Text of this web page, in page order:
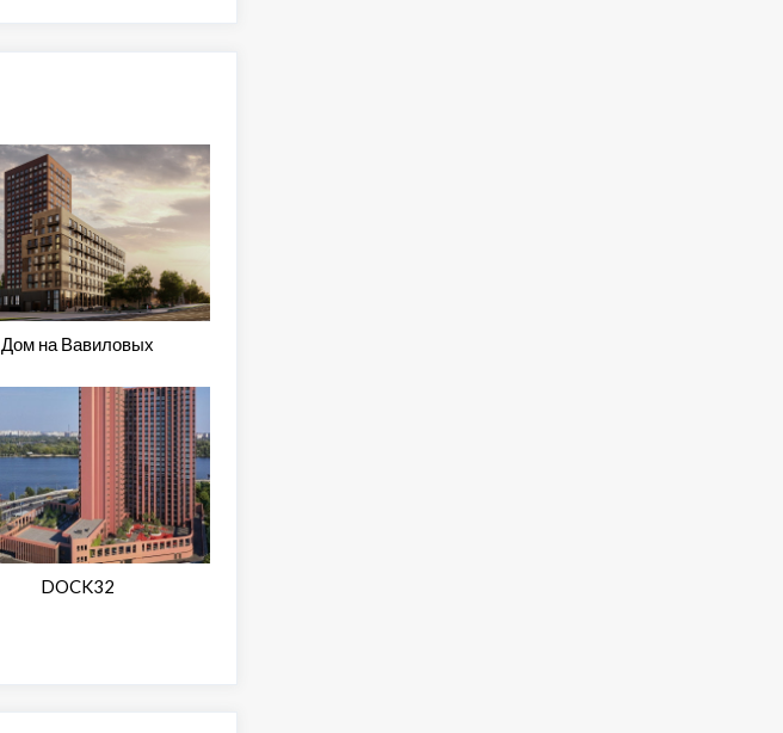
Дом на Вавиловых
DOCK32